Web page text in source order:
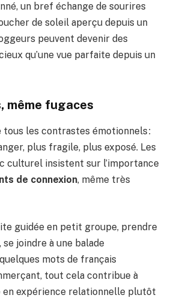
un bref échange de sourires
de soleil aperçu depuis un
peuvent devenir des
qu’une vue parfaite depuis un
même fugaces
les contrastes émotionnels :
plus fragile, plus exposé. Les
culturel insistent sur l’importance
de connexion, même très
guidée en petit groupe, prendre
joindre à une balade
mots de français
tout cela contribue à
expérience relationnelle plutôt